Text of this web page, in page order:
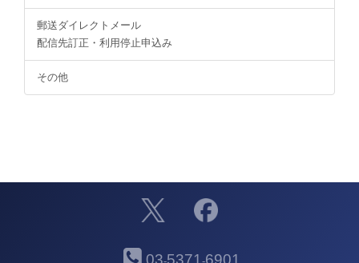
郵送ダイレクトメール
配信先訂正・利用停止申込み
その他